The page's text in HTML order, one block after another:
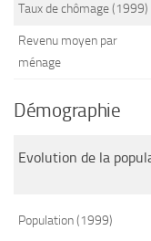
Taux de chômage (1999)
Revenu moyen par
ménage
Démographie
Evolution de la
Population (1999)